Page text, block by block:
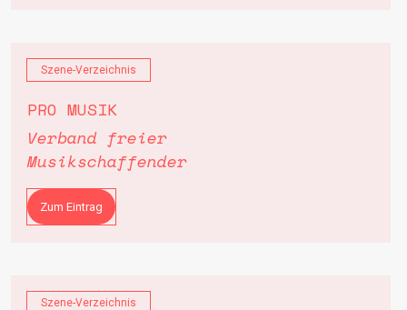
Szene-Verzeichnis
PRO MUSIK
Verband freier
Musikschaffender
Zum Eintrag
Szene-Verzeichnis